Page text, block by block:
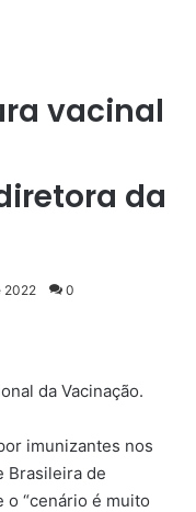
vacinal
da
2022 0
da Vacinação.
imunizantes nos
Brasileira de
o “cenário é muito